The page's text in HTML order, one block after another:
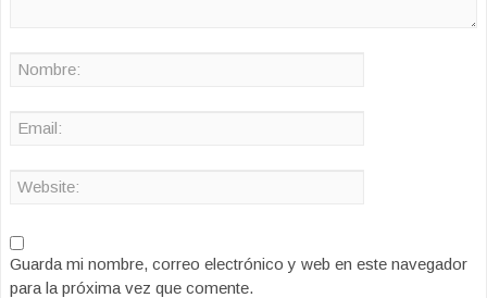
Guarda mi nombre, correo electrónico y web en este navegador
para la próxima vez que comente.